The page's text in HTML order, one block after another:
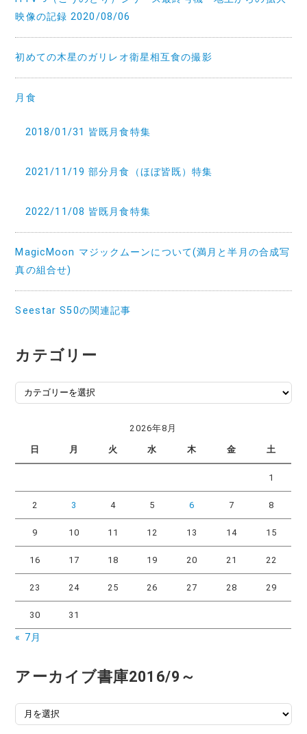
映像の記録 2020/08/06
初めての木星のガリレオ衛星相互食の撮影
月食
2018/01/31 皆既月食特集
2021/11/19 部分月食（ほぼ皆既）特集
2022/11/08 皆既月食特集
MagicMoon マジックムーンについて(満月と半月の合成写
真の組合せ)
Seestar S50の関連記事
カテゴリー
カ
テ
ー
2026年8月
日 月 火 水 木 金 土
1
2 3 4 5 6 7 8
9 10 11 12 13 14 15
16 17 18 19 20 21 22
23 24 25 26 27 28 29
30 31
« 7月
アーカイブ書庫2016/9～
ー